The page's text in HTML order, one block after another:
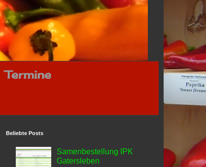
Termine
Beliebte Posts
Samenbestellung IPK
Gatersleben